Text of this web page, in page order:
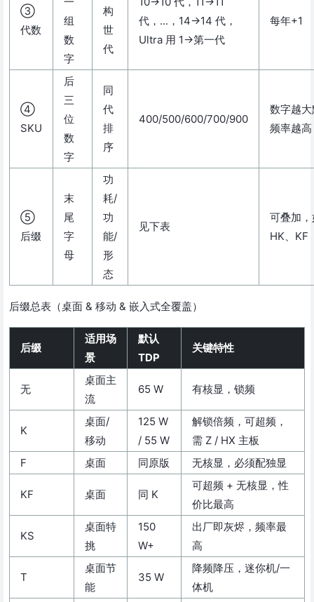
③
代数
组
数
字
构
世
代
代，...，14→14 代，
Ultra 用 1→第一代
每年+1
④
SKU
后
三
位
数
字
同
代
排
序
400/500/600/700/900
数字越
频率越高
⑤
后缀
末
尾
字
母
功
耗/
功
能/
形
态
见下表
可叠加
HK、KF
后缀总表（桌面 & 移动 & 嵌入式全覆盖）
后缀
适用场
景
默认
TDP
关键特性
无
桌面主
流
65 W 有核显，锁频
K
桌面/
移动
125 W
/ 55 W
解锁倍频，可超频，
需 Z / HX 主板
F
桌面 同原版 无核显，必须配独显
KF 桌面 同 K
可超频 + 无核显，性
价比最高
KS
桌面特
挑
150
W+
出厂即灰烬，频率最
高
T
桌面节
能
35 W
降频降压，迷你机/一
体机